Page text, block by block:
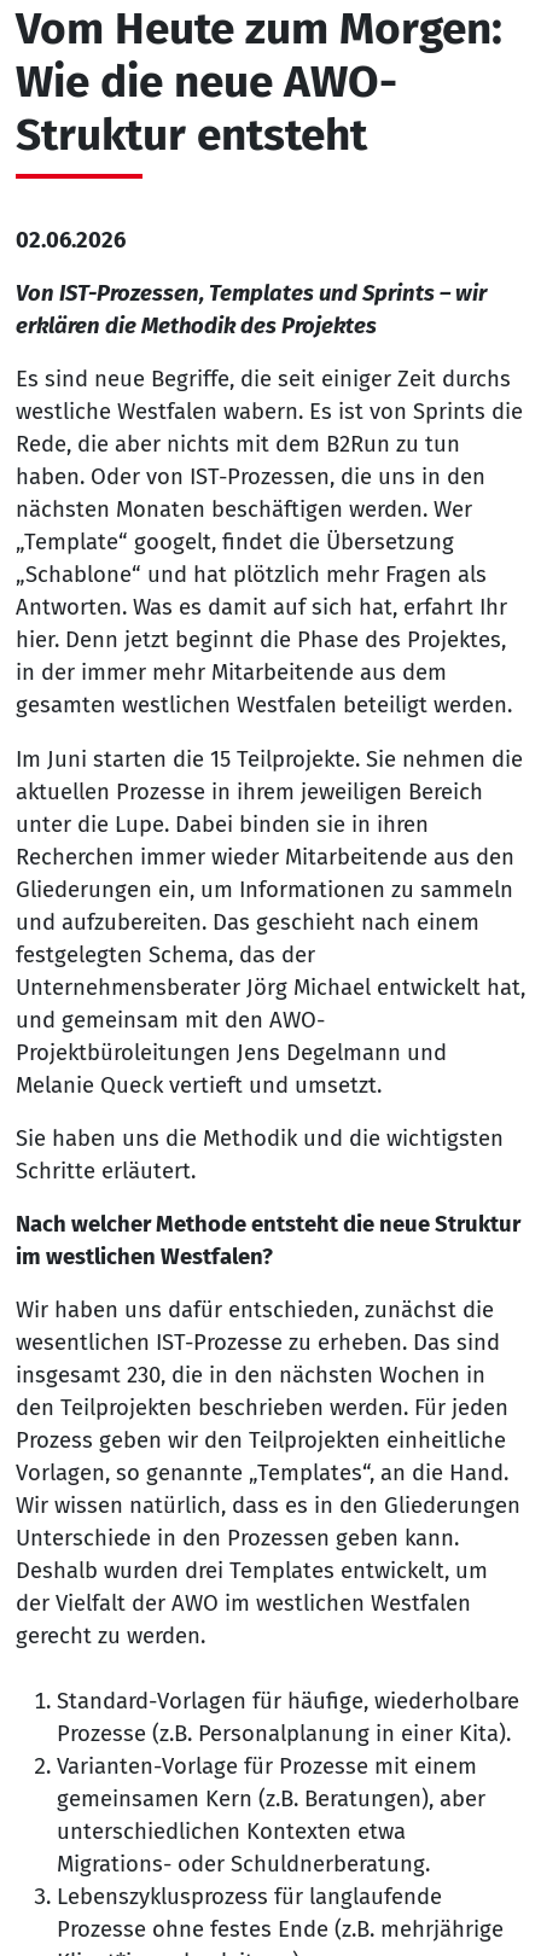
Vom Heute zum Morgen:
Wie die neue AWO-
Struktur entsteht
02.06.2026
Von IST-Prozessen, Templates und Sprints – wir
erklären die Methodik des Projektes
Es sind neue Begriffe, die seit einiger Zeit durchs
westliche Westfalen wabern. Es ist von Sprints die
Rede, die aber nichts mit dem B2Run zu tun
haben. Oder von IST-Prozessen, die uns in den
nächsten Monaten beschäftigen werden. Wer
„Template“ googelt, findet die Übersetzung
„Schablone“ und hat plötzlich mehr Fragen als
Antworten. Was es damit auf sich hat, erfahrt Ihr
hier. Denn jetzt beginnt die Phase des Projektes,
in der immer mehr Mitarbeitende aus dem
gesamten westlichen Westfalen beteiligt werden.
Im Juni starten die 15 Teilprojekte. Sie nehmen die
aktuellen Prozesse in ihrem jeweiligen Bereich
unter die Lupe. Dabei binden sie in ihren
Recherchen immer wieder Mitarbeitende aus den
Gliederungen ein, um Informationen zu sammeln
und aufzubereiten. Das geschieht nach einem
festgelegten Schema, das der
Unternehmensberater Jörg Michael entwickelt hat,
und gemeinsam mit den AWO-
Projektbüroleitungen Jens Degelmann und
Melanie Queck vertieft und umsetzt.
Sie haben uns die Methodik und die wichtigsten
Schritte erläutert.
Nach welcher Methode entsteht die neue Struktur
im westlichen Westfalen?
Wir haben uns dafür entschieden, zunächst die
wesentlichen IST-Prozesse zu erheben. Das sind
insgesamt 230, die in den nächsten Wochen in
den Teilprojekten beschrieben werden. Für jeden
Prozess geben wir den Teilprojekten einheitliche
Vorlagen, so genannte „Templates“, an die Hand.
Wir wissen natürlich, dass es in den Gliederungen
Unterschiede in den Prozessen geben kann.
Deshalb wurden drei Templates entwickelt, um
der Vielfalt der AWO im westlichen Westfalen
gerecht zu werden.
Standard-Vorlagen für häufige, wiederholbare
Prozesse (z.B. Personalplanung in einer Kita).
Varianten-Vorlage für Prozesse mit einem
gemeinsamen Kern (z.B. Beratungen), aber
unterschiedlichen Kontexten etwa
Migrations- oder Schuldnerberatung.
Lebenszyklusprozess für langlaufende
Prozesse ohne festes Ende (z.B. mehrjährige